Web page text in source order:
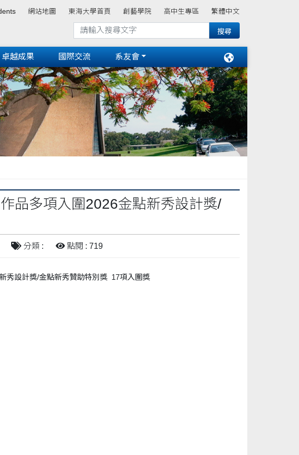
網站地圖 東海大學首頁 創藝學院 高中生專區 繁體中文
卓越成果 國際交流 系友會
品多項入圍2026金點新秀設計獎/
分類 : 點閱 : 719
秀設計獎/金點新秀贊助特別獎 17項入圍獎